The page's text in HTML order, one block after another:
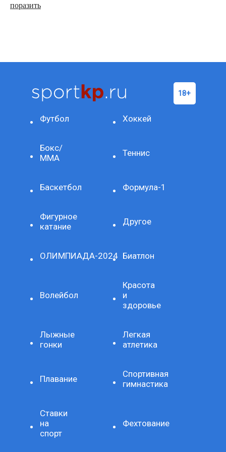
поразить
Футбол Хоккей
Бокс/
ММА
Теннис
Баскетбол Формула-1
Фигурное
катание
Другое
ОЛИМПИАДА-2024 Биатлон
Волейбол
Красота
и
здоровье
Лыжные
гонки
Легкая
атлетика
Плавание
Спортивная
гимнастика
Ставки
на
спорт
Фехтование